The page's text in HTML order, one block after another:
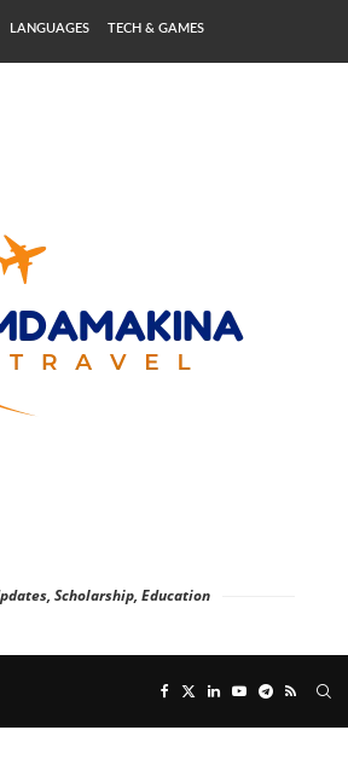
LANGUAGES TECH & GAMES
Scholarship, Education